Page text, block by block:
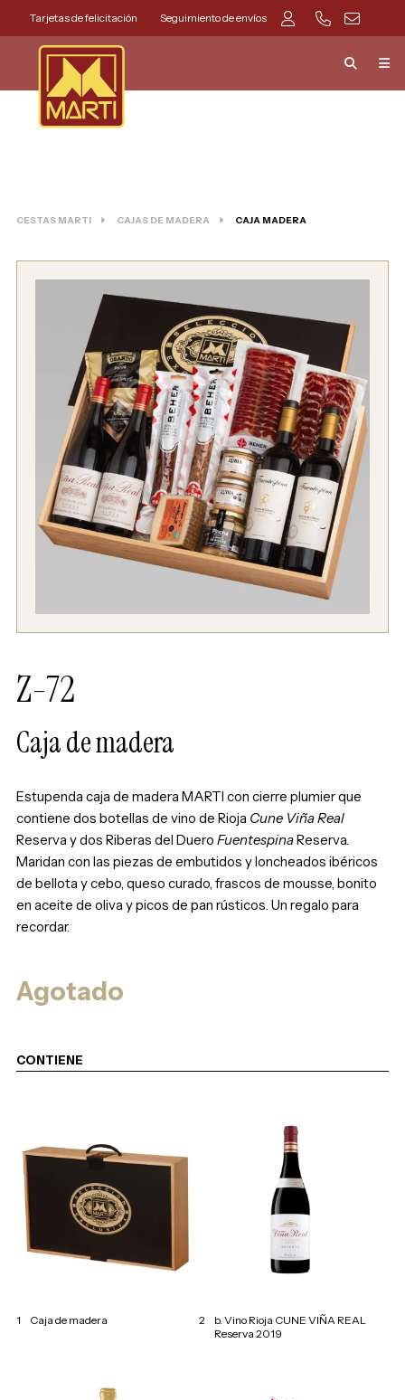
Tarjetas de felicitación Seguimiento de envíos
CESTAS MARTI CAJAS DE MADERA CAJA MADERA
Z-72
Caja de madera
Estupenda caja de madera MARTI con cierre plumier que
contiene dos botellas de vino de Rioja Cune Viña Real
Reserva y dos Riberas del Duero FuentespinaReserva.
Maridan con las piezas de embutidos y loncheados ibéricos
de bellota y cebo, queso curado, frascos de mousse, bonito
en aceite de oliva y picos de pan rústicos. Un regalo para
recordar.
Agotado
CONTIENE
1 Caja de madera 2
b. Vino Rioja CUNE VIÑA REAL
Reserva 2019